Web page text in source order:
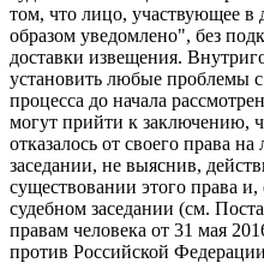
том, что лицо, участвующее
образом уведомлено", без
доставки извещения.
установить любые проблемы
процесса до начала
могут прийти к заключению,
отказалось от своего права
заседании, не выяснив,
существовании этого права
судебном заседании (см.
правам человека от 31 мая
против Российской